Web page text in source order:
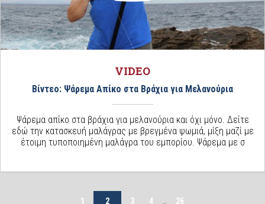
VIDEO
Βίντεο: Ψάρεμα Απίκο στα Βράχια για Μελανούρια
Ψάρεμα απίκο στα βράχια για μελανούρια και όχι μόνο. Δείτε
εδώ την κατασκευή μαλάγρας με βρεγμένα ψωμιά, μίξη μαζί με
έτοιμη τυποποιημένη μαλάγρα του εμπορίου. Ψάρεμα με σ
1 2 3 4 26